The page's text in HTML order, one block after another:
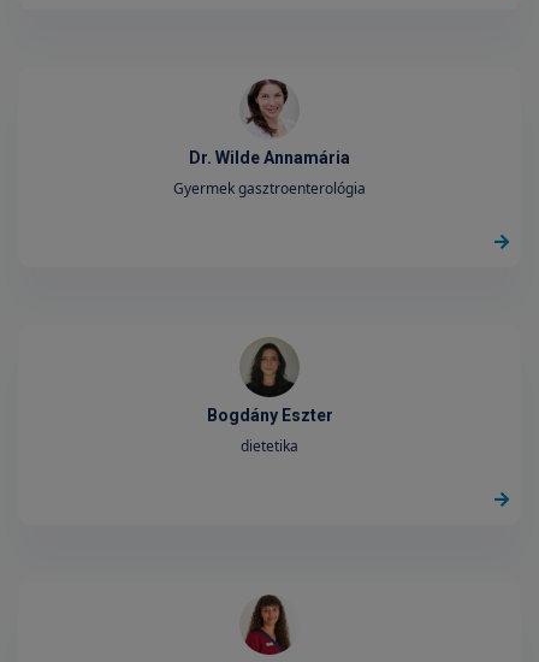
Dr. Wilde Annamária
Gyermek gasztroenterológia
Bogdány Eszter
dietetika